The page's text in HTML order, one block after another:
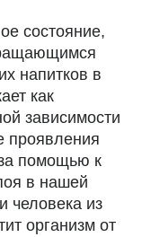
состояние,
напитков в
как
зависимости
проявления
помощью к
в нашей
человека из
организм от